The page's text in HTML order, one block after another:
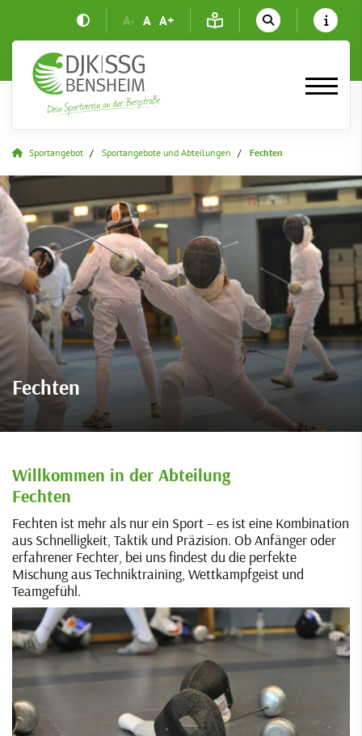
A- A A+
Sportangebot Sportangebote und Abteilungen Fechten
Fechten
Willkommen in der Abteilung
Fechten
Fechten ist mehr als nur ein Sport – es ist eine Kombination
aus Schnelligkeit, Taktik und Präzision. Ob Anfänger oder
erfahrener Fechter, bei uns findest du die perfekte
Mischung aus Techniktraining, Wettkampfgeist und
Teamgefühl.